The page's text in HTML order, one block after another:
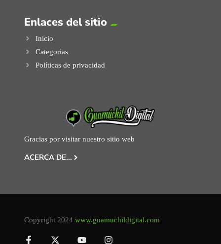
Enlaces del sitio
Inicio
Categorias
Políticas de privacidad
Gracias por visitar nuestro sitio web
ACERCA DE...
Copyright 2024 www.guamuchildigital.com